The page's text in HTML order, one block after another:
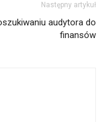
Następny artykuł
audytora do
finansów